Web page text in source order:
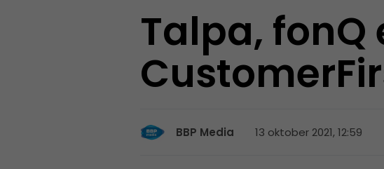
Talpa,
BBP Media 13 oktober 2021, 12:59